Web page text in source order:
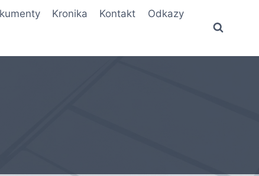
Kronika Kontakt Odkazy